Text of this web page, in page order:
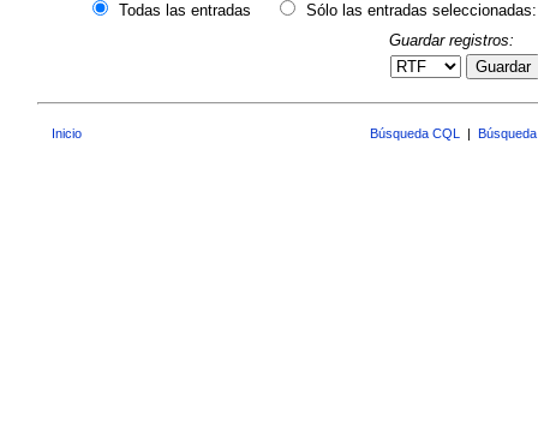
Todas las entradas
Sólo las entradas seleccionadas:
Guardar registros:
Guardar
Inicio Búsqueda CQL